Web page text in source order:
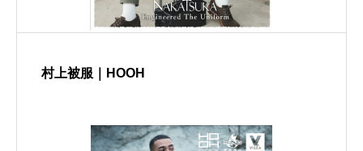
村上被服｜HOOH